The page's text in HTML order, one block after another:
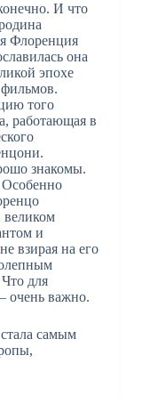
И что
Флоренция
она
эпохе
того
работающая в
знакомы.
Особенно
великом
и
взирая на его
для
очень важно.
самым